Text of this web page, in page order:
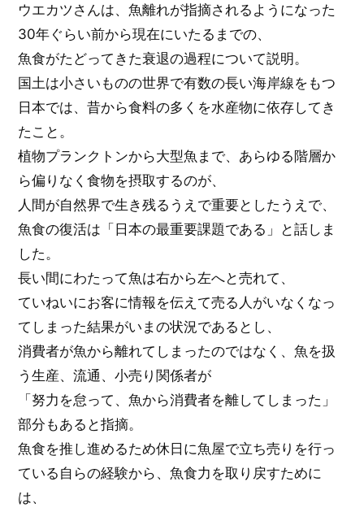
ウエカツさんは、魚離れが指摘されるようになった
30年ぐらい前から現在にいたるまでの、
魚食がたどってきた衰退の過程について説明。
国土は小さいものの世界で有数の長い海岸線をもつ
日本では、昔から食料の多くを水産物に依存してき
たこと。
植物プランクトンから大型魚まで、あらゆる階層か
ら偏りなく食物を摂取するのが、
人間が自然界で生き残るうえで重要としたうえで、
魚食の復活は「日本の最重要課題である」と話しま
した。
長い間にわたって魚は右から左へと売れて、
ていねいにお客に情報を伝えて売る人がいなくなっ
てしまった結果がいまの状況であるとし、
消費者が魚から離れてしまったのではなく、魚を扱
う生産、流通、小売り関係者が
「努力を怠って、魚から消費者を離してしまった」
部分もあると指摘。
魚食を推し進めるため休日に魚屋で立ち売りを行っ
ている自らの経験から、魚食力を取り戻すために
は、